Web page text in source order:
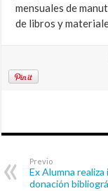
mensuales de
de libros y
Previo
Ex Alumna
donación